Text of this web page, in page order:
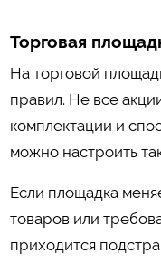
Торговая
На торговой
правил. Не все
комплектации и
можно настроить
Если площадка
товаров или
приходится